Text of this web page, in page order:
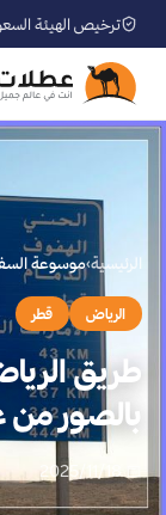
ترخيص الهيئة السعودية
الرئيسية›موسوعة
الرياض قطر
طريق
بالصور
📅 2025/11/18